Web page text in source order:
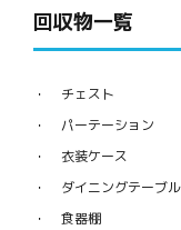
回収物一覧
チェスト
パーテーション
衣装ケース
ダイニングテーブル
食器棚